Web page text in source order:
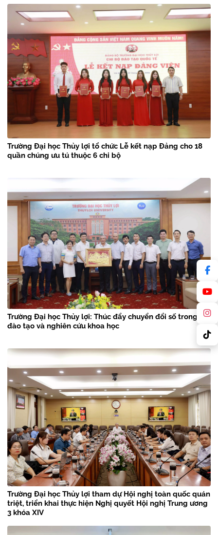
Trường Đại học Thủy lợi tổ chức Lễ kết nạp Đảng cho 18
quần chúng ưu tú thuộc 6 chi bộ
Trường Đại học Thủy lợi: Thúc đẩy chuyển đổi số trong
đào tạo và nghiên cứu khoa học
Trường Đại học Thủy lợi tham dự Hội nghị toàn quốc quán
triệt, triển khai thực hiện Nghị quyết Hội nghị Trung ương
3 khóa XIV